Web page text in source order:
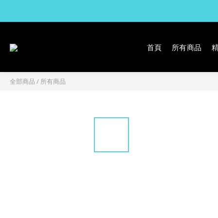
首頁 所有商品
全部商品 / 所有商品